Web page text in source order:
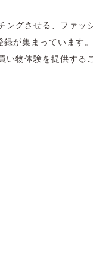
ングさせる、ファッ
が集まっています
物体験を提供する